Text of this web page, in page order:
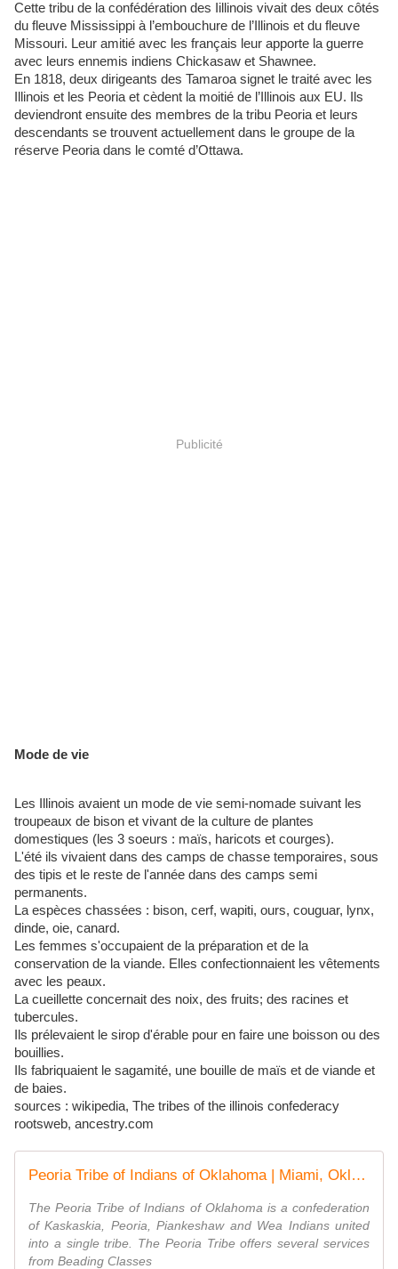
Cette tribu de la confédération des Iillinois vivait des deux côtés
du fleuve Mississippi à l’embouchure de l’Illinois et du fleuve
Missouri. Leur amitié avec les français leur apporte la guerre
avec leurs ennemis indiens Chickasaw et Shawnee.
En 1818, deux dirigeants des Tamaroa signet le traité avec les
Illinois et les Peoria et cèdent la moitié de l’Illinois aux EU. Ils
deviendront ensuite des membres de la tribu Peoria et leurs
descendants se trouvent actuellement dans le groupe de la
réserve Peoria dans le comté d’Ottawa.
Publicité
Mode de vie
Les Illinois avaient un mode de vie semi-nomade suivant les
troupeaux de bison et vivant de la culture de plantes
domestiques (les 3 soeurs : maïs, haricots et courges).
L'été ils vivaient dans des camps de chasse temporaires, sous
des tipis et le reste de l'année dans des camps semi
permanents.
La espèces chassées : bison, cerf, wapiti, ours, couguar, lynx,
dinde, oie, canard.
Les femmes s'occupaient de la préparation et de la
conservation de la viande. Elles confectionnaient les vêtements
avec les peaux.
La cueillette concernait des noix, des fruits; des racines et
tubercules.
Ils prélevaient le sirop d'érable pour en faire une boisson ou des
bouillies.
Ils fabriquaient le sagamité, une bouille de maïs et de viande et
de baies.
sources : wikipedia, The tribes of the illinois confederacy
rootsweb, ancestry.com
Peoria Tribe of Indians of Oklahoma | Miami, Oklahoma
The Peoria Tribe of Indians of Oklahoma is a confederation
of Kaskaskia, Peoria, Piankeshaw and Wea Indians united
into a single tribe. The Peoria Tribe offers several services
from Beading Classes